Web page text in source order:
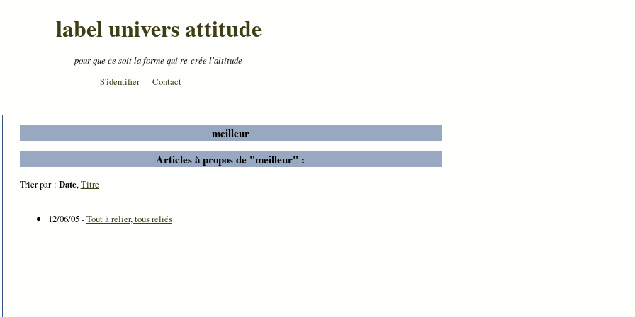
label univers attitude
pour que ce soit la forme qui re-crée l'altitude
S'identifier - Contact
meilleur
Articles à propos de "meilleur" :
Trier par : Date,Titre
12/06/05 -Tout à relier, tous reliés